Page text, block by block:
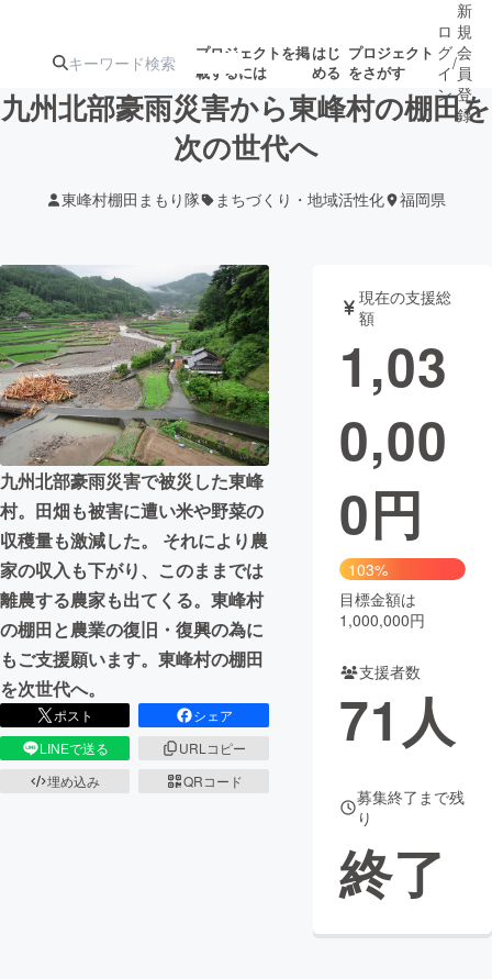
プロジェクトを掲
載するには
はじ
める
プロジェクト
をさがす
人気のプロ
ジェクト
注目のリ
ターン
注目の新着プロ
ジェクト
募集終了が近いプ
ロジェクト
もうすぐ公開
されます
アート・写真 音楽
テクノロジー・ガジェット ゲーム・サ
映像・映画
ビジネス・起業
まちづくり・地域活性化
CAMPFIRE for Social Good
CAMPFIRE Creation
CAMPFIREふるさと納税machi-ya コミュニティ
ロ
グ
イ
ン
/
新
規
会
員
登
録
九州北部豪雨災害から東峰村の棚田を
次の世代へ
東峰村棚田まもり隊 まちづくり・地域活性化 福岡県
九州北部豪雨災害で被災した東峰
村。田畑も被害に遭い米や野菜の
収穫量も激減した。 それにより農
家の収入も下がり、このままでは
離農する農家も出てくる。東峰村
の棚田と農業の復旧・復興の為に
もご支援願います。東峰村の棚田
を次世代へ。
ポスト
シェア
LINEで送る
URLコピー
埋め込み
QRコード
現在の支援総
額
1,03
0,00
0円
103%
目標金額は
1,000,000円
支援者数
71 人
募集終了まで残
り
終了